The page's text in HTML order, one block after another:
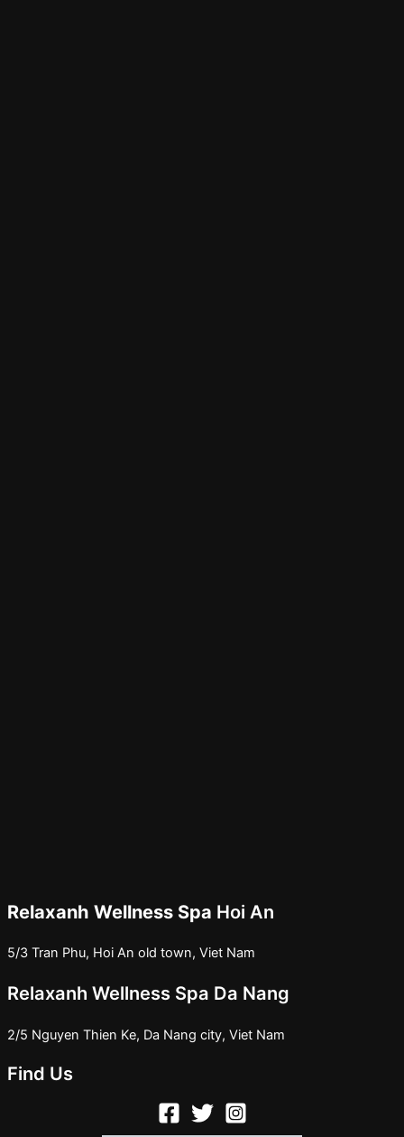
Relaxanh Wellness Spa Hoi An
5/3 Tran Phu, Hoi An old town, Viet Nam
Relaxanh Wellness Spa Da Nang
2/5 Nguyen Thien Ke, Da Nang city, Viet Nam
Find Us